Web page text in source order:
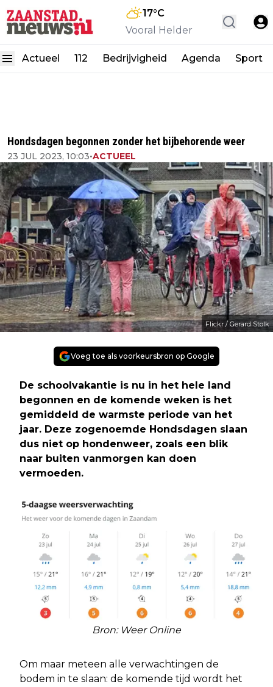
17°C
Vooral Helder
Actueel 112 Bedrijvigheid Agenda Sport
Hondsdagen begonnen zonder het bijbehorende weer
23 JUL 2023, 10:03•ACTUEEL
Flickr / Gerard Stolk
Voeg toe als voorkeursbron op Google
De schoolvakantie is nu in het hele land
begonnen en de komende weken is het
gemiddeld de warmste periode van het
jaar. Deze zogenoemde Hondsdagen slaan
dus niet op hondenweer, zoals een blik
naar buiten vanmorgen kan doen
vermoeden.
Bron: Weer Online
Om maar meteen alle verwachtingen de
bodem in te slaan: de komende tijd wordt het